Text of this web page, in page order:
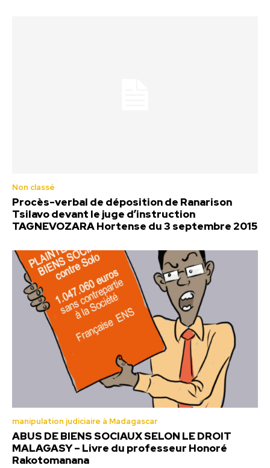
Non classé
Procès-verbal de déposition de Ranarison
Tsilavo devant le juge d’instruction
TAGNEVOZARA Hortense du 3 septembre 2015
manipulation judiciaire à Madagascar
ABUS DE BIENS SOCIAUX SELON LE DROIT
MALAGASY – Livre du professeur Honoré
Rakotomanana